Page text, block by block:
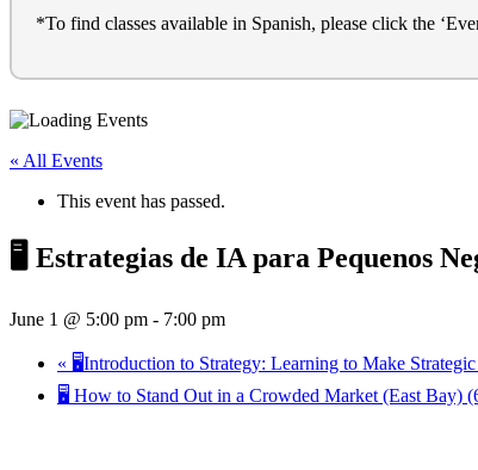
*To find classes available in Spanish, please click the
« All Events
This event has passed.
🖥️ Estrategias de IA para Pequenos
June 1 @ 5:00 pm - 7:00 pm
« 🖥️Introduction to Strategy: Learning to Make
🖥️ How to Stand Out in a Crowded Market (East Bay)